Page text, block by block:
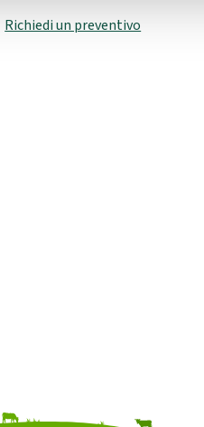
Richiedi un preventivo